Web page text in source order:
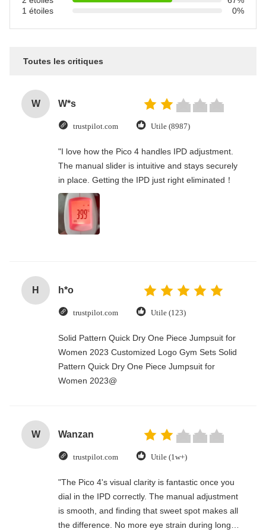
1 étoiles
0%
Toutes les critiques
W W*s
trustpilot.com Utile (8987)
"I love how the Pico 4 handles IPD adjustment.
The manual slider is intuitive and stays securely
in place. Getting the IPD just right eliminated！
H h*o
trustpilot.com Utile (123)
Solid Pattern Quick Dry One Piece Jumpsuit for
Women 2023 Customized Logo Gym Sets Solid
Pattern Quick Dry One Piece Jumpsuit for
Women 2023@
W Wanzan
trustpilot.com Utile (1w+)
"The Pico 4's visual clarity is fantastic once you
dial in the IPD correctly. The manual adjustment
is smooth, and finding that sweet spot makes all
the difference. No more eye strain during long